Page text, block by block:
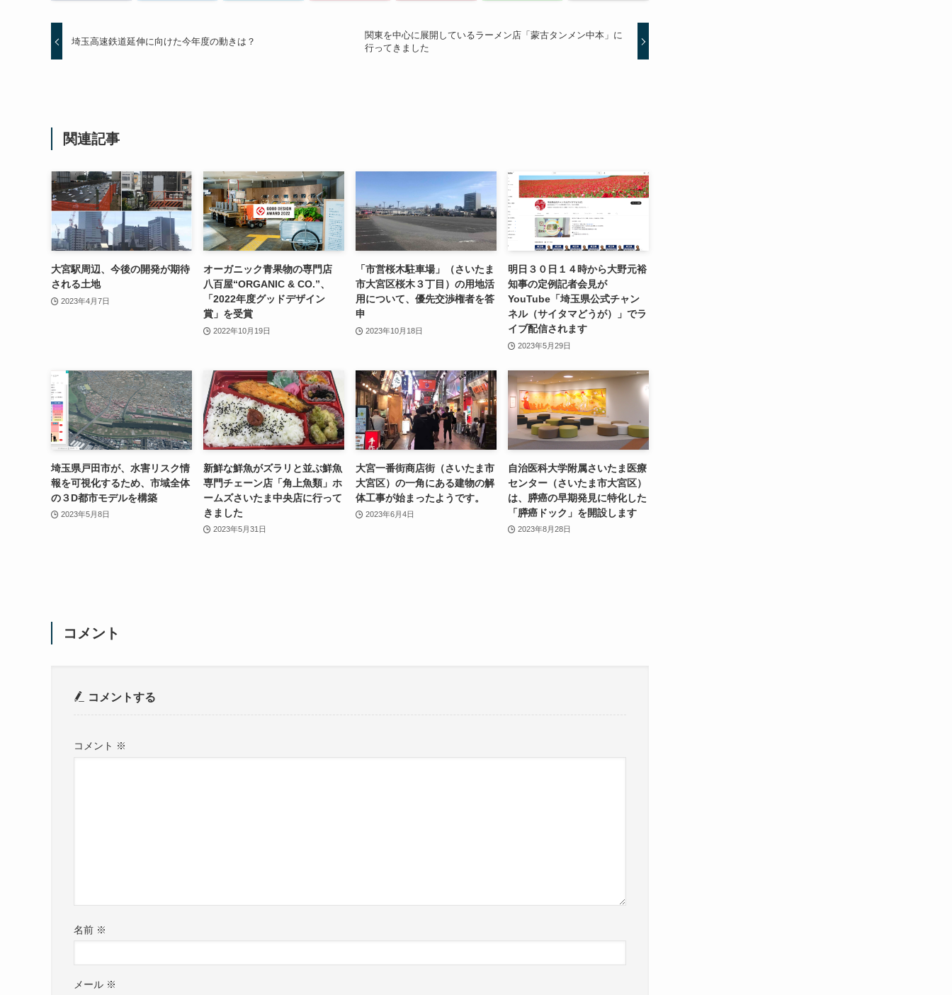
埼玉高速鉄道延伸に向けた今年度の動きは？
関東を中心に展開しているラーメン店「蒙古タンメン中本」に
行ってきました
関連記事
大宮駅周辺、今後の開発が期待
される土地
2023年4月7日
オーガニック青果物の専門店
八百屋“ORGANIC & CO.”、
「2022年度グッドデザイン
賞」を受賞
2022年10月19日
「市営桜木駐車場」（さいたま
市大宮区桜木３丁目）の用地活
用について、優先交渉権者を答
申
2023年10月18日
明日３０日１４時から大野元裕
知事の定例記者会見が
YouTube「埼玉県公式チャン
ネル（サイタマどうが）」でラ
イブ配信されます
2023年5月29日
埼玉県戸田市が、水害リスク情
報を可視化するため、市域全体
の３D都市モデルを構築
2023年5月8日
新鮮な鮮魚がズラリと並ぶ鮮魚
専門チェーン店「角上魚類」ホ
ームズさいたま中央店に行って
きました
2023年5月31日
大宮一番街商店街（さいたま市
大宮区）の一角にある建物の解
体工事が始まったようです。
2023年6月4日
自治医科大学附属さいたま医療
センター（さいたま市大宮区）
は、膵癌の早期発見に特化した
「膵癌ドック」を開設します
2023年8月28日
コメント
コメントする
コメント ※
名前 ※
メール ※